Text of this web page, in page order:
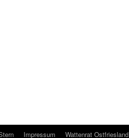
Impressum Wattenrat Ostfriesland